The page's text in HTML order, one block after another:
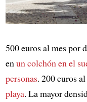
500 euros al mes por
enun colchón en el
personas. 200 euros
playa. La mayor